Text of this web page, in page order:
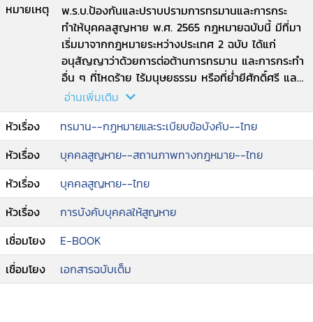
หมายเหตุ
พ.ร.บ.ป้องกันและปราบปรามการทรมานและการกระ
ทำให้บุคคลสูญหาย พ.ศ. 2565 กฎหมายฉบับนี้ มีที่มา
เริ่มมาจากกฎหมายระหว่างประเทศ 2 ฉบับ ได้แก่
อนุสัญญาว่าด้วยการต่อต้านการทรมาน และการกระทำ
อื่น ๆ ที่โหดร้าย ไร้มนุษยธรรม หรือที่ย่ำยีศักดิ์ศรี และ
อนุสัญญาระหว่างประเทศว่าด้วยการคุ้มครองบุคคลทุก
คนจากการบังคับให้หายสาบสูญ.
อ่านเพิ่มเติม
หัวเรื่อง
ทรมาน--กฎหมายและระเบียบข้อบังคับ--ไทย
หัวเรื่อง
บุคคลสูญหาย--สถานภาพทางกฎหมาย--ไทย
หัวเรื่อง
บุคคลสูญหาย--ไทย
หัวเรื่อง
การบังคับบุคคลให้สูญหาย
เชื่อมโยง
E-BOOK
เชื่อมโยง
เอกสารฉบับเต็ม